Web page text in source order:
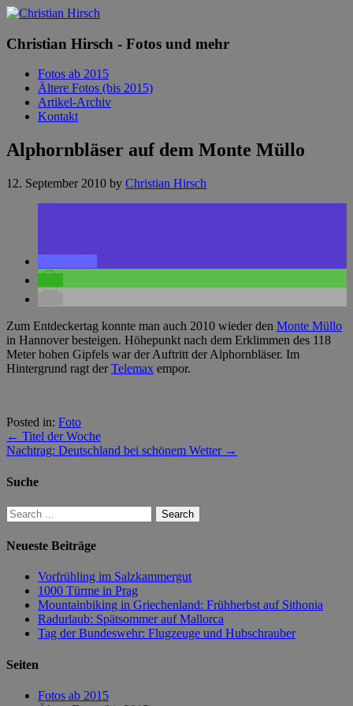
Christian Hirsch - Fotos und mehr
Fotos ab 2015
Ältere Fotos (bis 2015)
Artikel-Archiv
Kontakt
Alphornbläser auf dem Monte Müllo
12. September 2010 by Christian Hirsch
Zum Entdeckertag konnte man auch 2010 wieder den Monte Müllo
in Hannover besteigen. Höhepunkt nach dem Erklimmen des 118
Meter hohen Gipfels war der Auftritt der Alphornbläser. Im
Hintergrund ragt derTelemax empor.
Posted in: Foto
← Titel der Woche
Nachtrag: Deutschland bei schönem Wetter →
Suche
Neueste Beiträge
Vorfrühling im Salzkammergut
1000 Türme in Prag
Mountainbiking in Griechenland: Frühherbst auf Sithonia
Radurlaub: Spätsommer auf Mallorca
Tag der Bundeswehr: Flugzeuge und Hubschrauber
Seiten
Fotos ab 2015